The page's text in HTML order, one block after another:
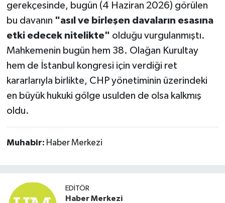
gerekçesinde, bugün (4 Haziran 2026) görülen
bu davanın "asıl ve birleşen davaların esasına
etki edecek nitelikte" olduğu vurgulanmıştı.
Mahkemenin bugün hem 38. Olağan Kurultay
hem de İstanbul kongresi için verdiği ret
kararlarıyla birlikte, CHP yönetiminin üzerindeki
en büyük hukuki gölge usulden de olsa kalkmış
oldu.
Muhabir: Haber Merkezi
EDITÖR
Haber Merkezi